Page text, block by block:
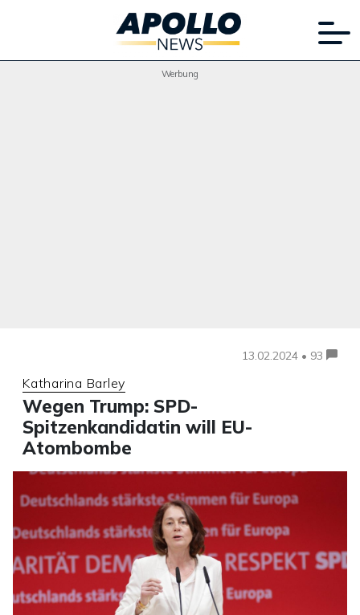
Werbung
13.02.2024 • 93
Katharina Barley
Wegen Trump: SPD-
Spitzenkandidatin will EU-
Atombombe